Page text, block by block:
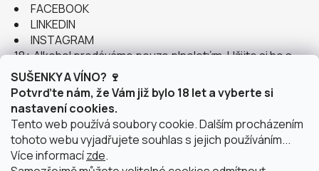
SUŠENKY A VÍNO? 🍷
Potvrďte nám, že Vám již bylo 18 let a vyberte si
nastavení cookies.
Tento web používá soubory cookie. Dalším procházením
tohoto webu vyjadřujete souhlas s jejich používáním...
Více informacízde.
FACEBOOK
LINKEDIN
INSTAGRAM
18+ Alkohol prodáváme pouze plnoletým. Užijte si ho s
rozumem.
Instagram